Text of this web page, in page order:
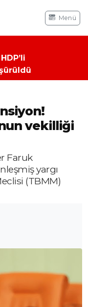
Menü
vekilliği
Faruk
yargı
(TBMM)